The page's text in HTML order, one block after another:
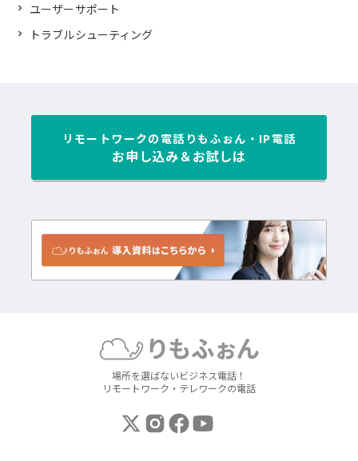
ユーザーサポート
トラブルシューティング
リモートワークの電話 りもふぉん・IP電話
お申し込み＆お試しは
場所を選ばないビジネス電話！
リモートワーク・テレワークの電話